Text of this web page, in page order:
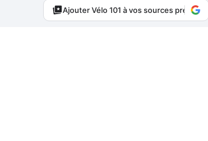
Ajouter Vélo 101 à vos sources préférées